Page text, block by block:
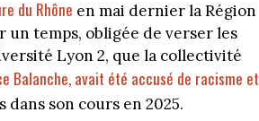
du Rhône en mai dernier la Région
un temps, obligée de verser les
Lyon 2, que la collectivité
Balanche, avait été accusé de racisme et
son cours en 2025.